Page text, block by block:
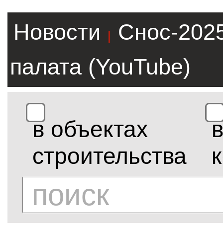
Новости |
Снос-
палата (YouTube)
в объектах
строительства
в